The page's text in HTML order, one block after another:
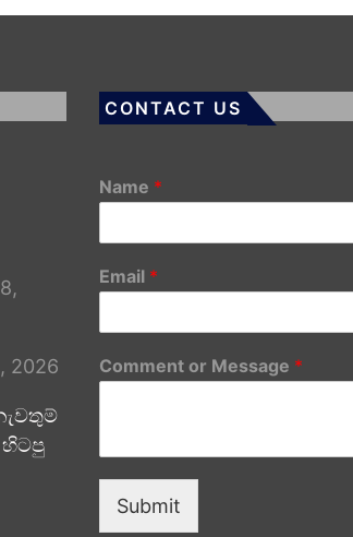
2026
CONTACT US
Name *
Email *
Comment or Message *
Submit